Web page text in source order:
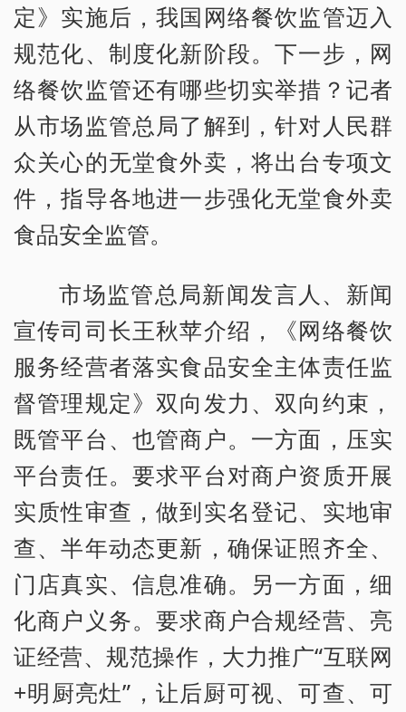
定》实施后，我国网络餐饮监管迈入
规范化、制度化新阶段。下一步，网
络餐饮监管还有哪些切实举措？记者
从市场监管总局了解到，针对人民群
众关心的无堂食外卖，将出台专项文
件，指导各地进一步强化无堂食外卖
食品安全监管。
市场监管总局新闻发言人、新闻
宣传司司长王秋苹介绍，《网络餐饮
服务经营者落实食品安全主体责任监
督管理规定》双向发力、双向约束，
既管平台、也管商户。一方面，压实
平台责任。要求平台对商户资质开展
实质性审查，做到实名登记、实地审
查、半年动态更新，确保证照齐全、
门店真实、信息准确。另一方面，细
化商户义务。要求商户合规经营、亮
证经营、规范操作，大力推广“互联网
+明厨亮灶”，让后厨可视、可查、可